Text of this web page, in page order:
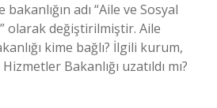
adı “Aile ve Sosyal
olarak değiştirilmiştir. Aile
kime bağlı? İlgili kurum,
Bakanlığı uzatıldı mı?